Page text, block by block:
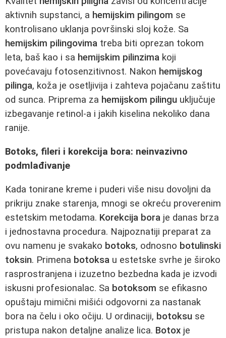
aktivnih supstanci, a hemijskim pilingom se
kontrolisano uklanja površinski sloj kože. Sa
hemijskim pilingovima treba biti oprezan tokom
leta, baš kao i sa hemijskim pilinzima koji
povećavaju fotosenzitivnost. Nakon hemijskog
pilinga, koža je osetljivija i zahteva pojačanu zaštitu
od sunca. Priprema za hemijskom pilingu uključuje
izbegavanje retinol-a i jakih kiselina nekoliko dana
ranije.
Botoks, fileri i korekcija bora: neinvazivno
podmlađivanje
Kada tonirane kreme i puderi više nisu dovoljni da
prikriju znake starenja, mnogi se okreću proverenim
estetskim metodama. Korekcija bora je danas brza
i jednostavna procedura. Najpoznatiji preparat za
ovu namenu je svakako botoks, odnosno botulinski
toksin. Primena botoksa u estetske svrhe je široko
rasprostranjena i izuzetno bezbedna kada je izvodi
iskusni profesionalac. Sa botoksom se efikasno
opuštaju mimični mišići odgovorni za nastanak
bora na čelu i oko očiju. U ordinaciji, botoksu se
pristupa nakon detaljne analize lica. Botox je